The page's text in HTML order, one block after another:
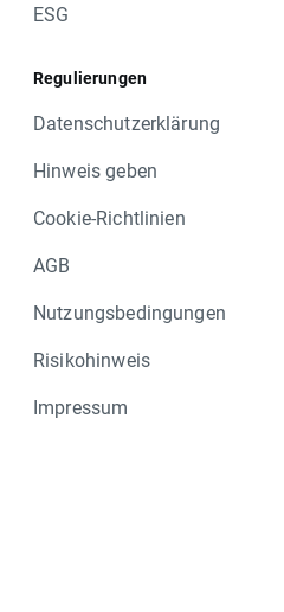
ESG
Regulierungen
Datenschutzerklärung
Hinweis geben
Cookie-Richtlinien
AGB
Nutzungsbedingungen
Risikohinweis
Impressum